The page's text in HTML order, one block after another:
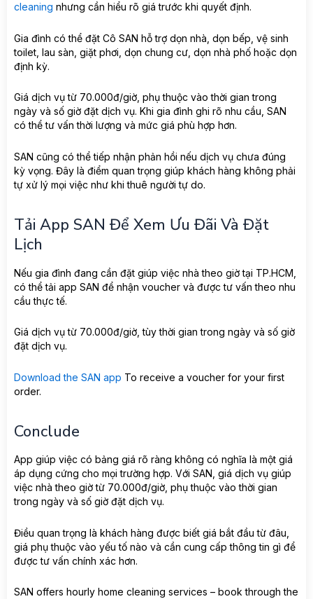
cleaning nhưng cần hiểu rõ giá trước khi quyết định.
Gia đình có thể đặt Cô SAN hỗ trợ dọn nhà, dọn bếp, vệ sinh
toilet, lau sàn, giặt phơi, dọn chung cư, dọn nhà phố hoặc dọn
định kỳ.
Giá dịch vụ từ 70.000đ/giờ, phụ thuộc vào thời gian trong
ngày và số giờ đặt dịch vụ. Khi gia đình ghi rõ nhu cầu, SAN
có thể tư vấn thời lượng và mức giá phù hợp hơn.
SAN cũng có thể tiếp nhận phản hồi nếu dịch vụ chưa đúng
kỳ vọng. Đây là điểm quan trọng giúp khách hàng không phải
tự xử lý mọi việc như khi thuê người tự do.
Tải App SAN Để Xem Ưu Đãi Và Đặt
Lịch
Nếu gia đình đang cần đặt giúp việc nhà theo giờ tại TP.HCM,
có thể tải app SAN để nhận voucher và được tư vấn theo nhu
cầu thực tế.
Giá dịch vụ từ 70.000đ/giờ, tùy thời gian trong ngày và số giờ
đặt dịch vụ.
Download the SAN app To receive a voucher for your first
order.
Conclude
App giúp việc có bảng giá rõ ràng không có nghĩa là một giá
áp dụng cứng cho mọi trường hợp. Với SAN, giá dịch vụ giúp
việc nhà theo giờ từ 70.000đ/giờ, phụ thuộc vào thời gian
trong ngày và số giờ đặt dịch vụ.
Điều quan trọng là khách hàng được biết giá bắt đầu từ đâu,
giá phụ thuộc vào yếu tố nào và cần cung cấp thông tin gì để
được tư vấn chính xác hơn.
SAN offers hourly home cleaning services – book through the